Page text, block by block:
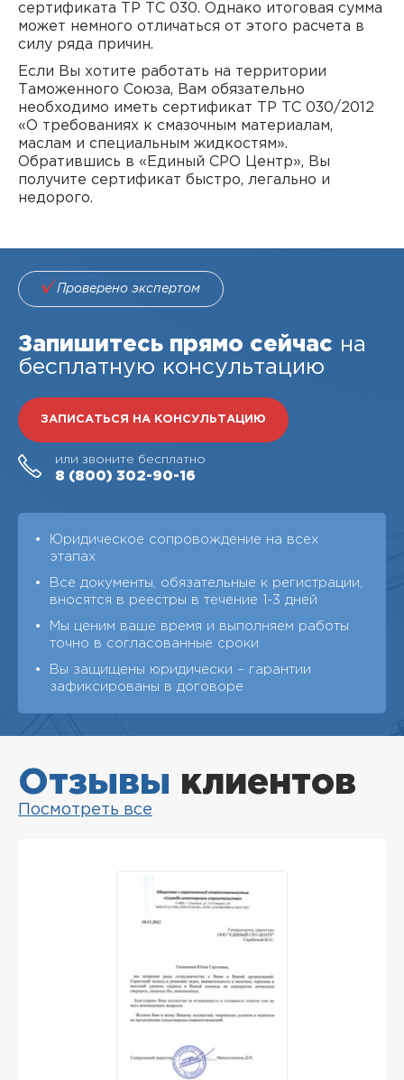
сертификата ТР ТС 030. Однако итоговая сумма
может немного отличаться от этого расчета в
силу ряда причин.
Если Вы хотите работать на территории
Таможенного Союза, Вам обязательно
необходимо иметь сертификат ТР ТС 030/2012
«О требованиях к смазочным материалам,
маслам и специальным жидкостям».
Обратившись в «Единый СРО Центр», Вы
получите сертификат быстро, легально и
недорого.
Проверено экспертом
Запишитесь прямо сейчас на
бесплатную консультацию
ЗАПИСАТЬСЯ НА КОНСУЛЬТАЦИЮ
или звоните бесплатно
8 (800) 302-90-16
Юридическое сопровождение на всех
этапах
Все документы, обязательные к регистрации,
вносятся в реестры в течение 1-3 дней
Мы ценим ваше время и выполняем работы
точно в согласованные сроки
Вы защищены юридически – гарантии
зафиксированы в договоре
Отзывы клиентов
Посмотреть все